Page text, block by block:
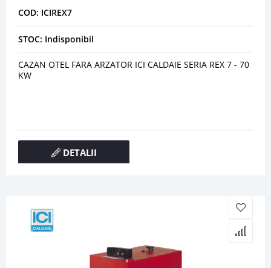
COD: ICIREX7
STOC: Indisponibil
CAZAN OTEL FARA ARZATOR ICI CALDAIE SERIA REX 7 - 70
KW
DETALII